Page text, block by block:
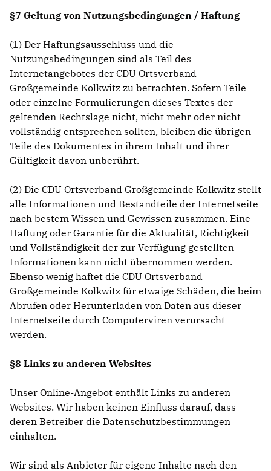
§7 Geltung von Nutzungsbedingungen / Haftung
(1) Der Haftungsausschluss und die
Nutzungsbedingungen sind als Teil des
Internetangebotes der CDU Ortsverband
Großgemeinde Kolkwitz zu betrachten. Sofern Teile
oder einzelne Formulierungen dieses Textes der
geltenden Rechtslage nicht, nicht mehr oder nicht
vollständig entsprechen sollten, bleiben die übrigen
Teile des Dokumentes in ihrem Inhalt und ihrer
Gültigkeit davon unberührt.
(2) Die CDU Ortsverband Großgemeinde Kolkwitz stellt
alle Informationen und Bestandteile der Internetseite
nach bestem Wissen und Gewissen zusammen. Eine
Haftung oder Garantie für die Aktualität, Richtigkeit
und Vollständigkeit der zur Verfügung gestellten
Informationen kann nicht übernommen werden.
Ebenso wenig haftet die CDU Ortsverband
Großgemeinde Kolkwitz für etwaige Schäden, die beim
Abrufen oder Herunterladen von Daten aus dieser
Internetseite durch Computerviren verursacht
werden.
§8 Links zu anderen Websites
Unser Online-Angebot enthält Links zu anderen
Websites. Wir haben keinen Einfluss darauf, dass
deren Betreiber die Datenschutzbestimmungen
einhalten.
Wir sind als Anbieter für eigene Inhalte nach den